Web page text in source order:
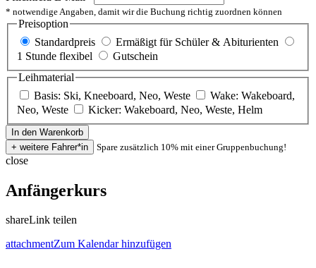
* notwendige Angaben, damit wir die Buchung richtig zuordnen können
Preisoption
Standardpreis
Ermäßigt für Schüler & Abiturienten
1 Stunde flexibel
Gutschein
Leihmaterial
Basis: Ski, Kneeboard, Neo, Weste
Wake: Wakeboard,
Neo, Weste
Kicker: Wakeboard, Neo, Weste, Helm
Spare zusätzlich 10% mit einer Gruppenbuchung!
close
Anfängerkurs
shareLink teilen
attachmentZum Kalendar hinzufügen